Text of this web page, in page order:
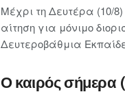
Μέχρι τη Δευτέρα (10/
αίτηση για μόνιμο
Δευτεροβάθμια
Ο καιρός σήμερα